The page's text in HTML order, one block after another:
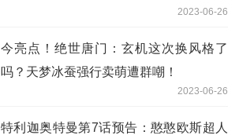
2023-06-26
今亮点！绝世唐门：玄机这次换风格了
吗？天梦冰蚕强行卖萌遭群嘲！
2023-06-26
特利迦奥特曼第7话预告：憨憨欧斯超人